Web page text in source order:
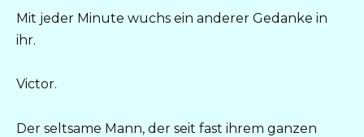
Mit jeder Minute wuchs ein anderer Gedanke in
ihr.
Victor.
Der seltsame Mann, der seit fast ihrem ganzen